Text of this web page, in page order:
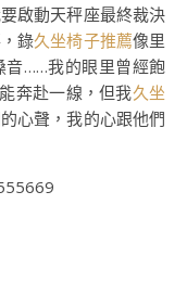
啟動天秤座最終裁決
錄久坐椅子推薦像里
音……我的眼里曾經飽
奔赴一線，但我久坐
心聲，我的心跟他們